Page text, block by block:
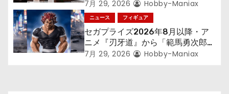
す～』から「ロキシー」のフィギュ
アが登場！
7月 29, 2026 Hobby-Maniax
ニュース フィギュア
セガプライズ2026年8月以降・ア
ニメ『刃牙道』から「範馬勇次郎」
が登場ッッ!!
7月 29, 2026 Hobby-Maniax